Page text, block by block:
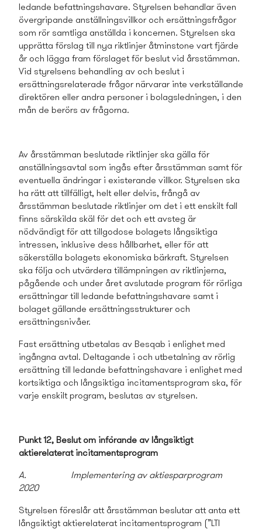
ledande befattningshavare. Styrelsen behandlar även
övergripande anställningsvillkor och ersättningsfrågor
som rör samtliga anställda i koncernen. Styrelsen ska
upprätta förslag till nya riktlinjer åtminstone vart fjärde
år och lägga fram förslaget för beslut vid årsstämman.
Vid styrelsens behandling av och beslut i
ersättningsrelaterade frågor närvarar inte verkställande
direktören eller andra personer i bolagsledningen, i den
mån de berörs av frågorna.
Av årsstämman beslutade riktlinjer ska gälla för
anställningsavtal som ingås efter årsstämman samt för
eventuella ändringar i existerande villkor. Styrelsen ska
ha rätt att tillfälligt, helt eller delvis, frångå av
årsstämman beslutade riktlinjer om det i ett enskilt fall
finns särskilda skäl för det och ett avsteg är
nödvändigt för att tillgodose bolagets långsiktiga
intressen, inklusive dess hållbarhet, eller för att
säkerställa bolagets ekonomiska bärkraft. Styrelsen
ska följa och utvärdera tillämpningen av riktlinjerna,
pågående och under året avslutade program för rörliga
ersättningar till ledande befattningshavare samt i
bolaget gällande ersättningsstrukturer och
ersättningsnivåer.
Fast ersättning utbetalas av Besqab i enlighet med
ingångna avtal. Deltagande i och utbetalning av rörlig
ersättning till ledande befattningshavare i enlighet med
kortsiktiga och långsiktiga incitaments­program ska, för
varje enskilt program, beslutas av styrelsen.
Punkt 12, Beslut om införande av långsiktigt
aktierelaterat incitaments­program
A. Implementering av aktiesparprogram
2020
Styrelsen föreslår att årsstämman beslutar att anta ett
långsiktigt aktierelaterat incitaments­program (”LTI